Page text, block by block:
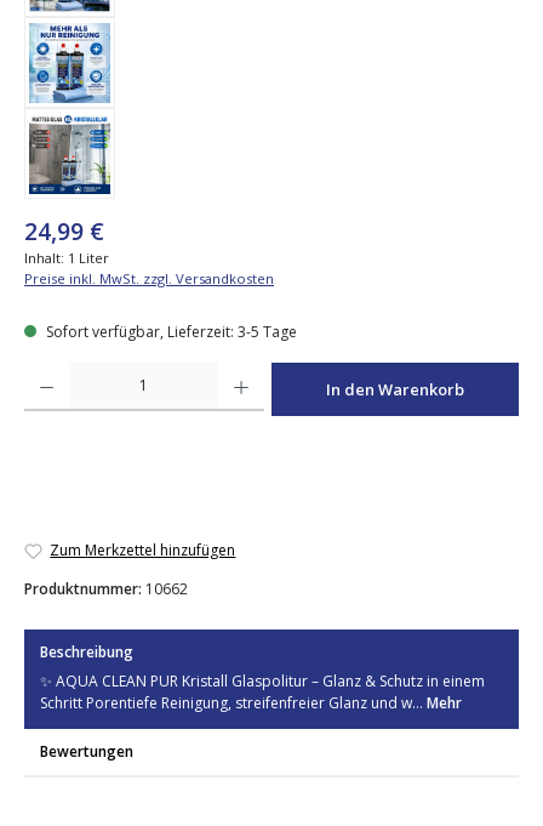
24,99 €
Inhalt: 1 Liter
Preise inkl. MwSt. zzgl. Versandkosten
Sofort verfügbar, Lieferzeit: 3-5 Tage
In den Warenkorb
Zum Merkzettel hinzufügen
Produktnummer: 10662
Beschreibung
✨ AQUA CLEAN PUR Kristall Glaspolitur – Glanz & Schutz in einem
Schritt Porentiefe Reinigung, streifenfreier Glanz und w… Mehr
Bewertungen